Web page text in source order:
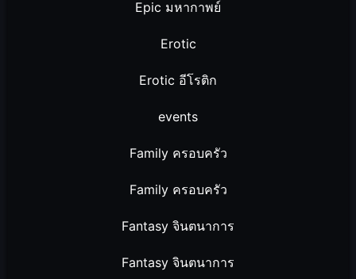
Epic มหากาพย์
Erotic
Erotic อีโรติก
events
Family ครอบครัว
Family ครอบครัว
Fantasy จินตนาการ
Fantasy จินตนาการ